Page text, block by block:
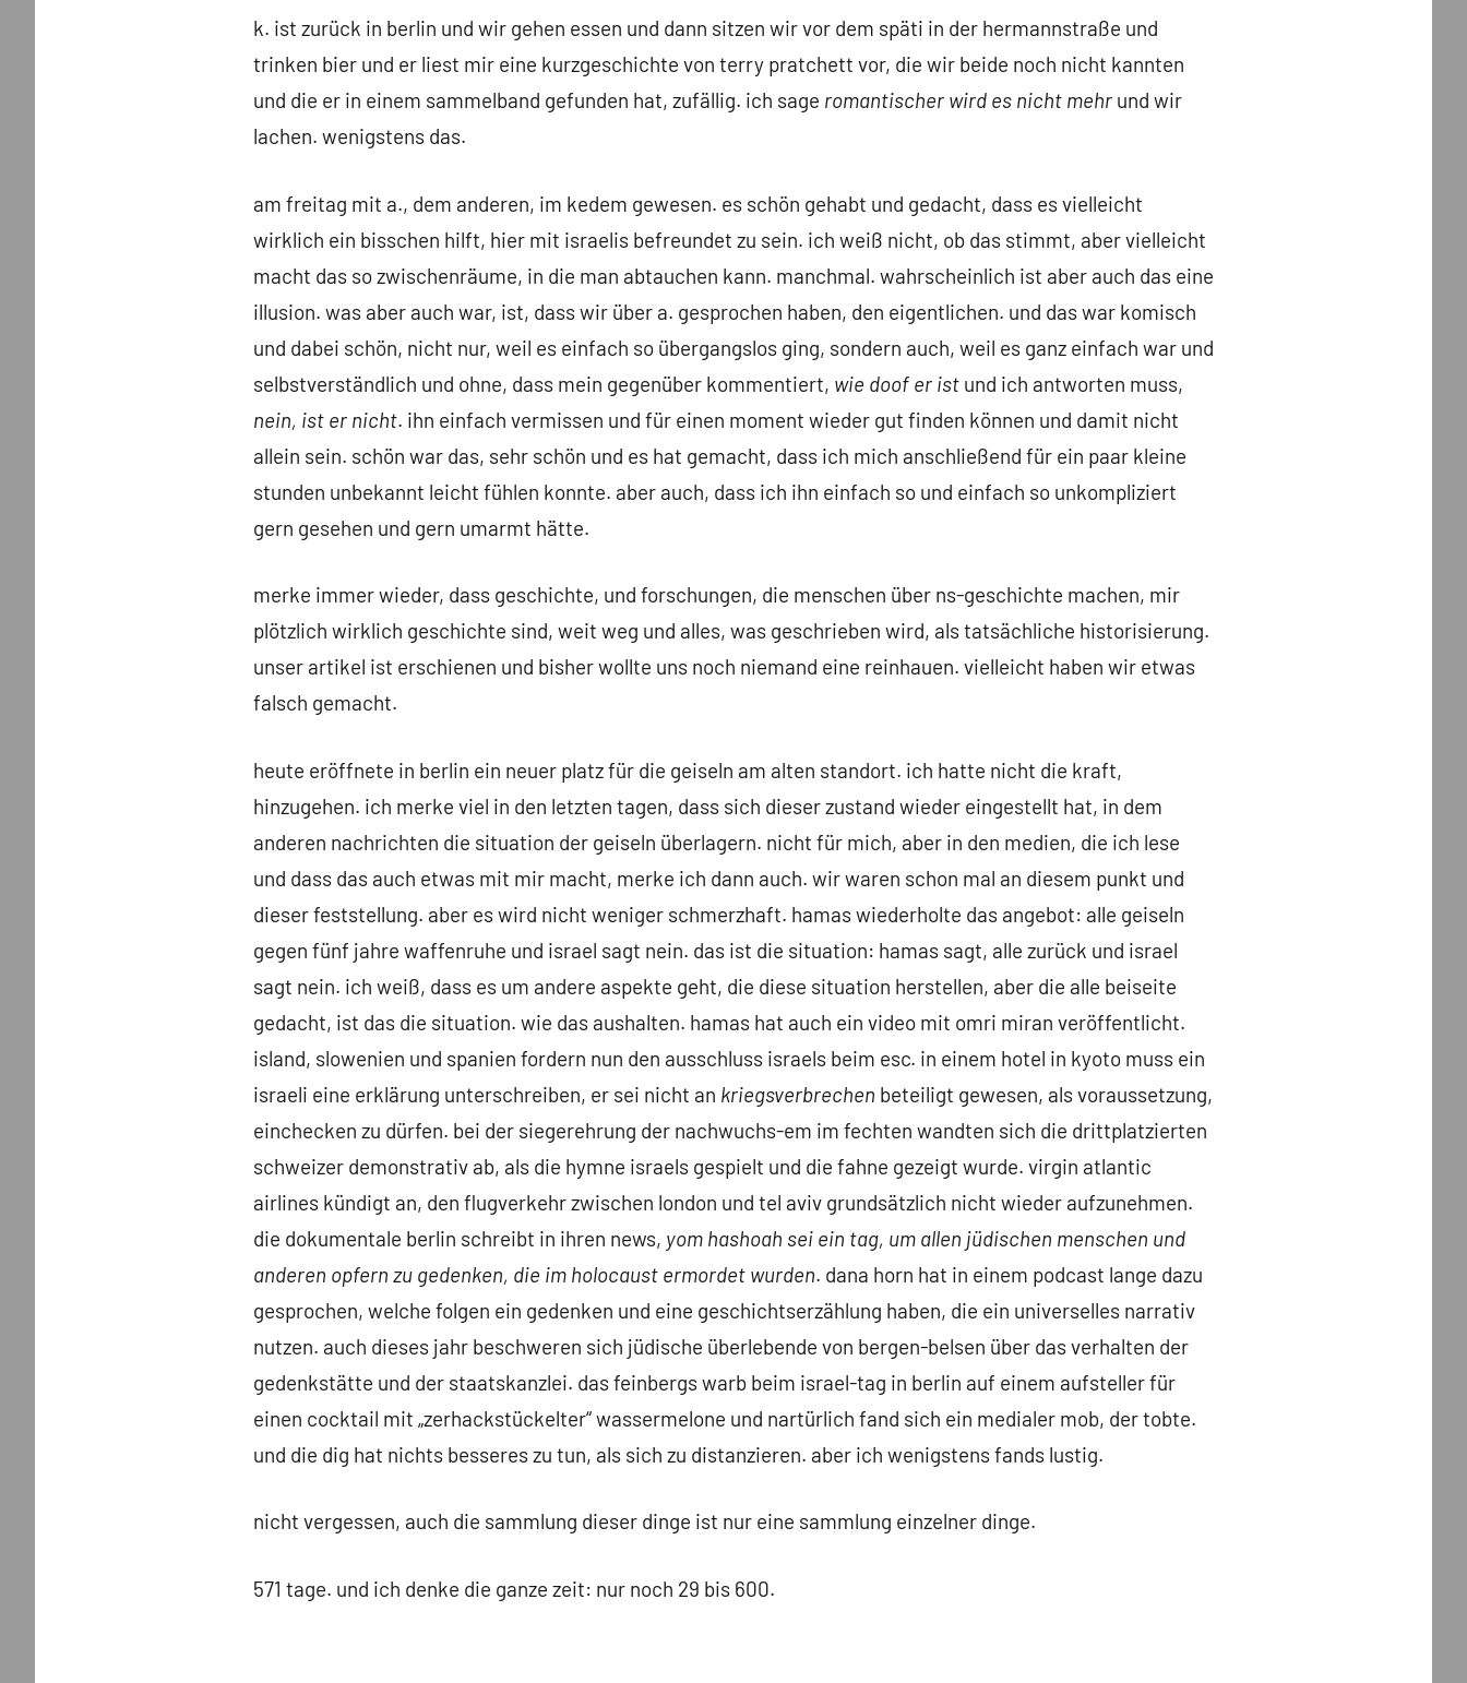
k. ist zurück in berlin und wir gehen essen und dann sitzen wir vor dem späti in der hermannstraße und
trinken bier und er liest mir eine kurzgeschichte von terry pratchett vor, die wir beide noch nicht kannten
und die er in einem sammelband gefunden hat, zufällig. ich sage romantischer wird es nicht mehr und wir
lachen. wenigstens das.
am freitag mit a., dem anderen, im kedem gewesen. es schön gehabt und gedacht, dass es vielleicht
wirklich ein bisschen hilft, hier mit israelis befreundet zu sein. ich weiß nicht, ob das stimmt, aber vielleicht
macht das so zwischenräume, in die man abtauchen kann. manchmal. wahrscheinlich ist aber auch das eine
illusion. was aber auch war, ist, dass wir über a. gesprochen haben, den eigentlichen. und das war komisch
und dabei schön, nicht nur, weil es einfach so übergangslos ging, sondern auch, weil es ganz einfach war und
selbstverständlich und ohne, dass mein gegenüber kommentiert, wie doof er ist und ich antworten muss,
nein, ist er nicht. ihn einfach vermissen und für einen moment wieder gut finden können und damit nicht
allein sein. schön war das, sehr schön und es hat gemacht, dass ich mich anschließend für ein paar kleine
stunden unbekannt leicht fühlen konnte. aber auch, dass ich ihn einfach so und einfach so unkompliziert
gern gesehen und gern umarmt hätte.
merke immer wieder, dass geschichte, und forschungen, die menschen über ns-geschichte machen, mir
plötzlich wirklich geschichte sind, weit weg und alles, was geschrieben wird, als tatsächliche historisierung.
unser artikel ist erschienen und bisher wollte uns noch niemand eine reinhauen. vielleicht haben wir etwas
falsch gemacht.
heute eröffnete in berlin ein neuer platz für die geiseln am alten standort. ich hatte nicht die kraft,
hinzugehen. ich merke viel in den letzten tagen, dass sich dieser zustand wieder eingestellt hat, in dem
anderen nachrichten die situation der geiseln überlagern. nicht für mich, aber in den medien, die ich lese
und dass das auch etwas mit mir macht, merke ich dann auch. wir waren schon mal an diesem punkt und
dieser feststellung. aber es wird nicht weniger schmerzhaft. hamas wiederholte das angebot: alle geiseln
gegen fünf jahre waffenruhe und israel sagt nein. das ist die situation: hamas sagt, alle zurück und israel
sagt nein. ich weiß, dass es um andere aspekte geht, die diese situation herstellen, aber die alle beiseite
gedacht, ist das die situation. wie das aushalten. hamas hat auch ein video mit omri miran veröffentlicht.
island, slowenien und spanien fordern nun den ausschluss israels beim esc. in einem hotel in kyoto muss ein
israeli eine erklärung unterschreiben, er sei nicht an kriegsverbrechen beteiligt gewesen, als voraussetzung,
einchecken zu dürfen. bei der siegerehrung der nachwuchs-em im fechten wandten sich die drittplatzierten
schweizer demonstrativ ab, als die hymne israels gespielt und die fahne gezeigt wurde. virgin atlantic
airlines kündigt an, den flugverkehr zwischen london und tel aviv grundsätzlich nicht wieder aufzunehmen.
die dokumentale berlin schreibt in ihren news, yom hashoah sei ein tag, um allen jüdischen menschen und
anderen opfern zu gedenken, die im holocaust ermordet wurden. dana horn hat in einem podcast lange dazu
gesprochen, welche folgen ein gedenken und eine geschichtserzählung haben, die ein universelles narrativ
nutzen. auch dieses jahr beschweren sich jüdische überlebende von bergen-belsen über das verhalten der
gedenkstätte und der staatskanzlei. das feinbergs warb beim israel-tag in berlin auf einem aufsteller für
einen cocktail mit „zerhackstückelter“ wassermelone und nartürlich fand sich ein medialer mob, der tobte.
und die dig hat nichts besseres zu tun, als sich zu distanzieren. aber ich wenigstens fands lustig.
nicht vergessen, auch die sammlung dieser dinge ist nur eine sammlung einzelner dinge.
571 tage. und ich denke die ganze zeit: nur noch 29 bis 600.